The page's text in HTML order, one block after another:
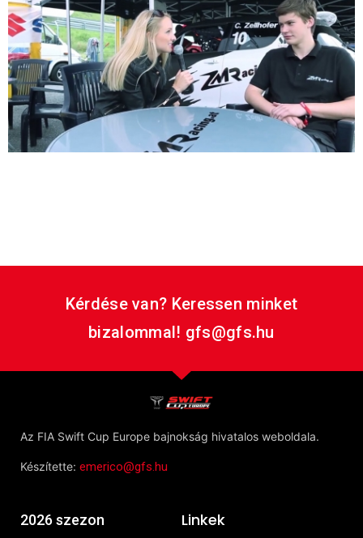
Kérdése van? Keressen minket
bizalommal! gfs@gfs.hu
Az FIA Swift Cup Europe bajnokság hivatalos weboldala.
Készítette: emerico@gfs.hu
2026 szezon Linkek